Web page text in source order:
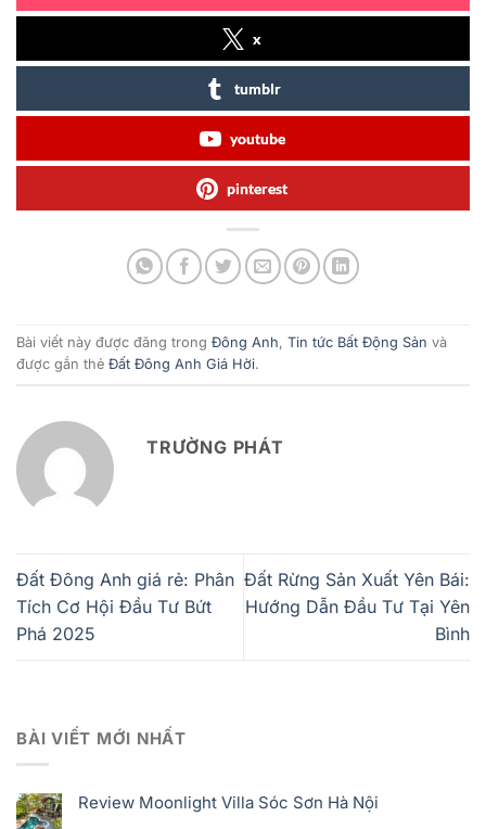
x
tumblr
youtube
pinterest
Bài viết này được đăng trong Đông Anh, Tin tức Bất Động Sản và
được gắn thẻ Đất Đông Anh Giá Hời.
TRƯỜNG PHÁT
Đất Đông Anh giá rẻ: Phân
Tích Cơ Hội Đầu Tư Bứt
Phá 2025
Đất Rừng Sản Xuất Yên Bái:
Hướng Dẫn Đầu Tư Tại Yên
Bình
BÀI VIẾT MỚI NHẤT
Review Moonlight Villa Sóc Sơn Hà Nội